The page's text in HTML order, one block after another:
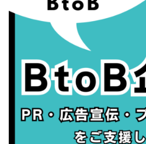
・世界アルツハイマー月間
・健康増進普及月間
・歯ヂカラ探究月間
・職場の健康診断実施強化月間
2026/09/06(日)
・世界アルツハイマー月間
・健康増進普及月間